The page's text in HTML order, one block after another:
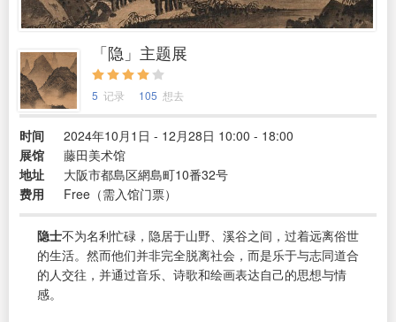
「隐」主题展
5 记录 105 想去
时间
2024年10月1日 - 12月28日 10:00 - 18:00
展馆
藤田美术馆
地址
大阪市都島区網島町10番32号
费用
Free（需入馆门票）
隐士不为名利忙碌，隐居于山野、溪谷之间，过着远离俗世
的生活。然而他们并非完全脱离社会，而是乐于与志同道合
的人交往，并通过音乐、诗歌和绘画表达自己的思想与情
感。